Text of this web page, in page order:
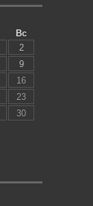
Вс
2
9
16
23
30